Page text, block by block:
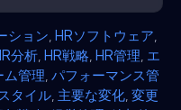
ション HRソフトウェア
分析 HR戦略 HR管理 エ
ム管理 パフォーマンス管
タイル 主要な変化 変更